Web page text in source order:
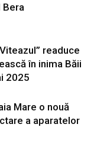
Bera
readuce
în inima Băii
2025
Mare o nouă
a aparatelor